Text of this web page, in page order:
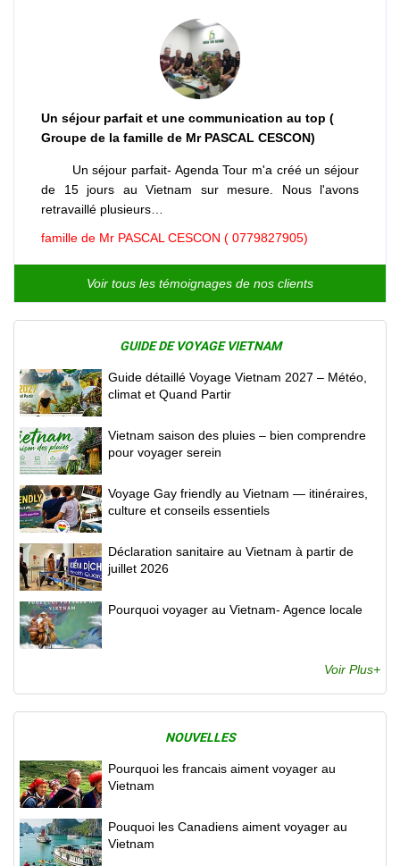
Un séjour parfait et une communication au top (
Groupe de la famille de Mr PASCAL CESCON)
Un séjour parfait- Agenda Tour m'a créé un séjour
de 15 jours au Vietnam sur mesure. Nous l'avons
retravaillé plusieurs…
famille de Mr PASCAL CESCON ( 0779827905)
Voir tous les témoignages de nos clients
GUIDE DE VOYAGE VIETNAM
Guide détaillé Voyage Vietnam 2027 – Météo,
climat et Quand Partir
Vietnam saison des pluies – bien comprendre
pour voyager serein
Voyage Gay friendly au Vietnam — itinéraires,
culture et conseils essentiels
Déclaration sanitaire au Vietnam à partir de
juillet 2026
Pourquoi voyager au Vietnam- Agence locale
Voir Plus+
NOUVELLES
Pourquoi les francais aiment voyager au
Vietnam
Pouquoi les Canadiens aiment voyager au
Vietnam